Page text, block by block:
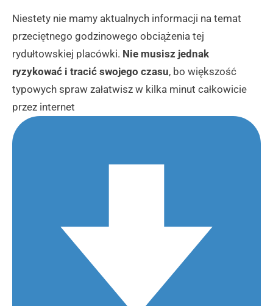
Niestety nie mamy aktualnych informacji na temat
przeciętnego godzinowego obciążenia tej
rydułtowskiej placówki. Nie musisz jednak
ryzykować i tracić swojego czasu, bo większość
typowych spraw załatwisz w kilka minut całkowicie
przez internet